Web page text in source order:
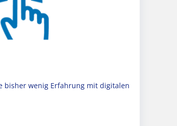
bisher wenig Erfahrung mit digitalen